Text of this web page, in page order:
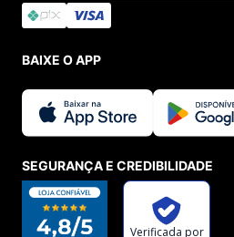
BAIXE O APP
SEGURANÇA E CREDIBILIDADE